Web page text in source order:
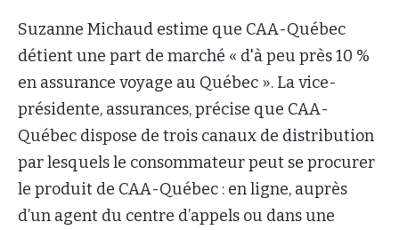
Suzanne Michaud estime que CAA-Québec
détient une part de marché « d'à peu près 10 %
en assurance voyage au Québec ». La vice-
présidente, assurances, précise que CAA-
Québec dispose de trois canaux de distribution
par lesquels le consommateur peut se procurer
le produit de CAA-Québec : en ligne, auprès
d’un agent du centre d’appels ou dans une